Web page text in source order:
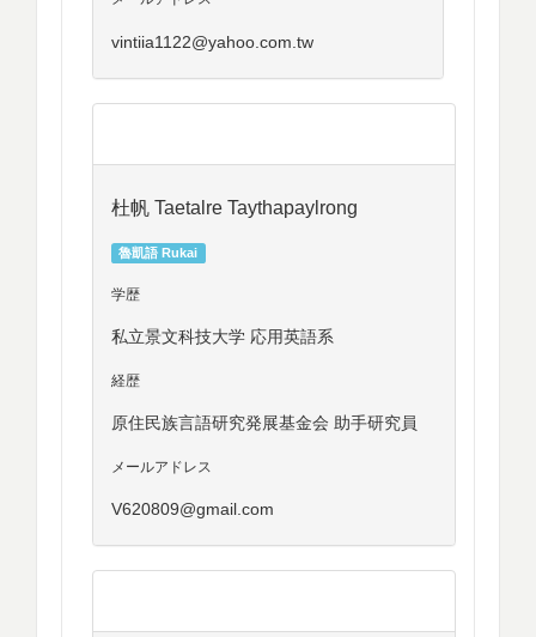
vintiia1122@yahoo.com.tw
杜帆 Taetalre Taythapaylrong
魯凱語 Rukai
学歴
私立景文科技大学 応用英語系
経歴
原住民族言語研究発展基金会 助手研究員
メールアドレス
V620809@gmail.com